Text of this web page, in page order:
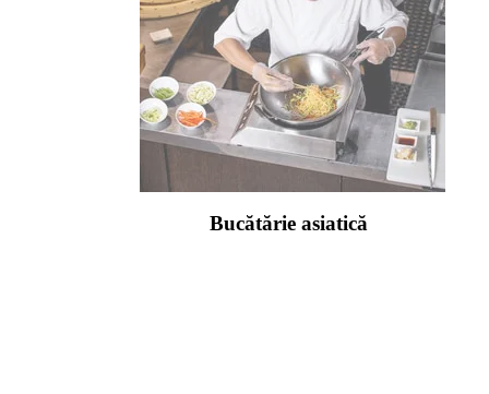
Bucătărie asiatică